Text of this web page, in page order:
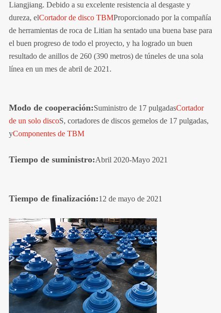
Liangjiang. Debido a su excelente resistencia al desgaste y
dureza, elCortador de disco TBMProporcionado por la compañía
de herramientas de roca de Litian ha sentado una buena base para
el buen progreso de todo el proyecto, y ha logrado un buen
resultado de anillos de 260 (390 metros) de túneles de una sola
línea en un mes de abril de 2021.
Modo de cooperación:Suministro de 17 pulgadasCortador
de un solo discoS, cortadores de discos gemelos de 17 pulgadas,
yComponentes de TBM
Tiempo de suministro:Abril 2020-Mayo 2021
Tiempo de finalización:12 de mayo de 2021